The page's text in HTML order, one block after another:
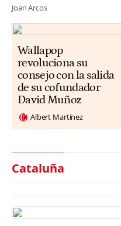
Joan Arcos
Wallapop
revoluciona su
consejo con la salida
de su cofundador
David Muñoz
Albert Martínez
Cataluña